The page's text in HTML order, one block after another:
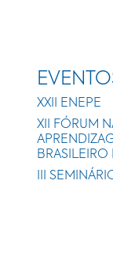
XXII ENEPE
XII FÓRUM
III